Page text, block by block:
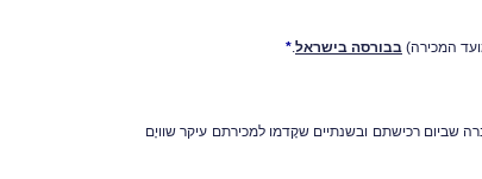
המכירה) בבורסה בישראל *
שביום רכישתם ובשנתיים שקָדמו למכירתם עיקר שוויָם